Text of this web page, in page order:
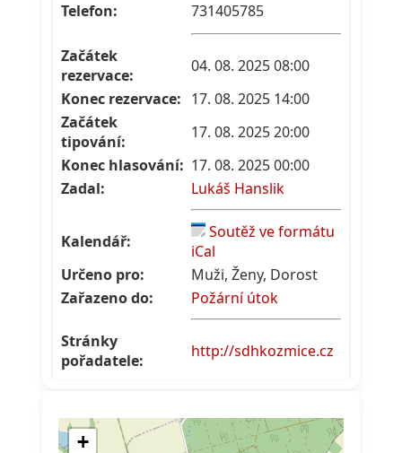
Telefon:
731405785
Začátek
rezervace:
04. 08. 2025 08:00
Konec rezervace: 17. 08. 2025 14:00
Začátek
tipování:
17. 08. 2025 20:00
Konec hlasování: 17. 08. 2025 00:00
Zadal:
Lukáš Hanslik
Kalendář:
Soutěž ve formátu
iCal
Určeno pro:
Muži, Ženy, Dorost
Zařazeno do:
Požární útok
Stránky
pořadatele:
http://sdhkozmice.cz